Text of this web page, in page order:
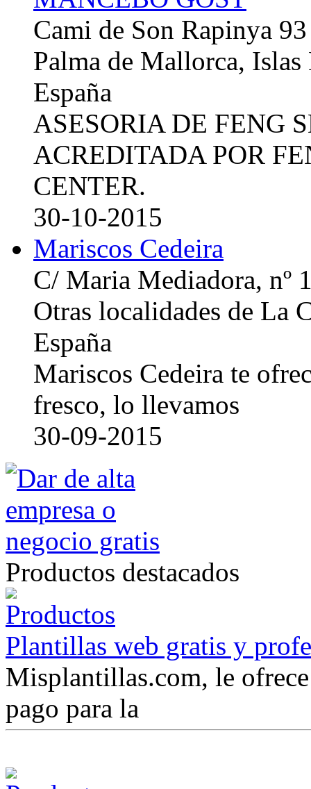
Cami de Son Rapinya 93
Palma de Mallorca, Islas
España
ASESORIA DE FENG
ACREDITADA POR
CENTER.
30-10-2015
Mariscos Cedeira
C/ Maria Mediadora, nº
Otras localidades de La
España
Mariscos Cedeira te
fresco, lo llevamos
30-09-2015
Productos destacados
Plantillas web gratis y
Misplantillas.com, le
pago para la